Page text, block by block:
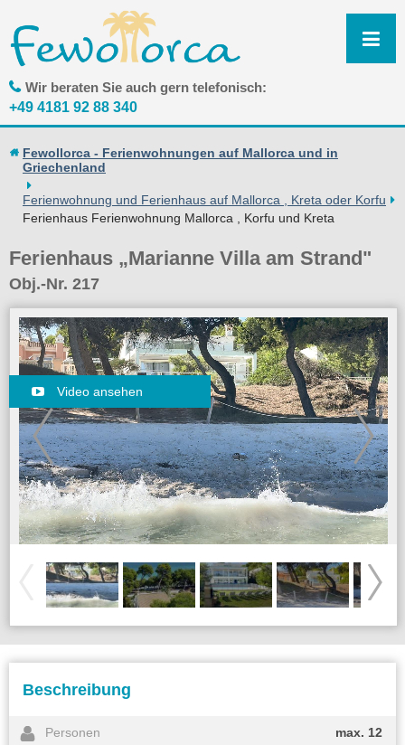
Wir beraten Sie auch gern telefonisch:
+49 4181 92 88 340
Fewollorca - Ferienwohnungen auf Mallorca und in
Griechenland
Ferienwohnung und Ferienhaus auf Mallorca , Kreta oder Korfu
Ferienhaus Ferienwohnung Mallorca , Korfu und Kreta
Ferienhaus „Marianne Villa am Strand"
Obj.-Nr. 217
Video ansehen
Beschreibung
Personen max. 12